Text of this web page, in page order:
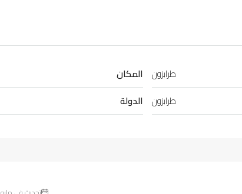
طرابزون
طرابزون
المكان
الدولة